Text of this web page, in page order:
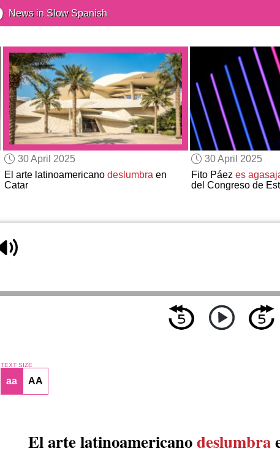
News in Slow Spanish
30 April 2025
El arte latinoamericano deslumbraen
Catar
30 April 2025
Fito Páez es
del Congreso de
TEXT SIZE
aa AA
El arte latinoamericanodeslumbra